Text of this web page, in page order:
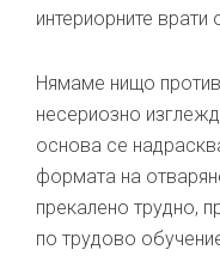
интериорните врати
Нямаме нищо
несериозно
основа се
формата на
прекалено трудно,
по трудово